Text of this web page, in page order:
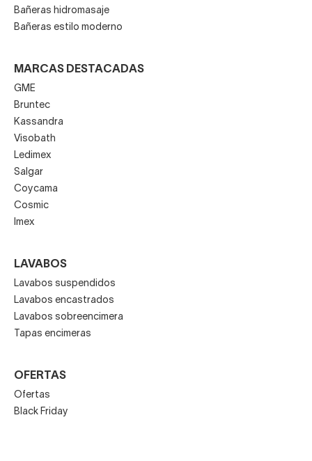
Bañeras hidromasaje
Bañeras estilo moderno
MARCAS DESTACADAS
GME
Bruntec
Kassandra
Visobath
Ledimex
Salgar
Coycama
Cosmic
Imex
LAVABOS
Lavabos suspendidos
Lavabos encastrados
Lavabos sobreencimera
Tapas encimeras
OFERTAS
Ofertas
Black Friday